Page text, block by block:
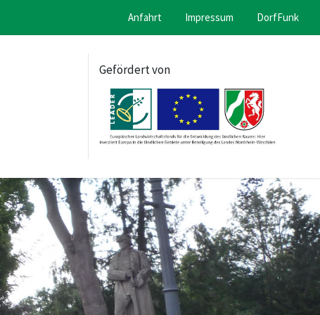
Anfahrt Impressum DorfFunk
Gefördert von